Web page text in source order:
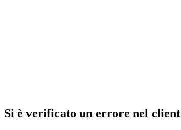
Si è verificato un errore nel client